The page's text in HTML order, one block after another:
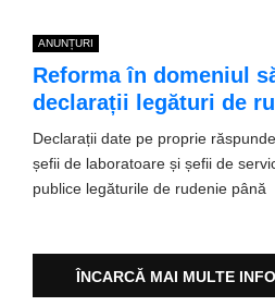
ANUNȚURI
Reforma în domeniul
declarații legături de
Declarații date pe proprie
șefii de laboratoare și șefii de
publice legăturile de rudenie până
ÎNCARCĂ MAI MULTE